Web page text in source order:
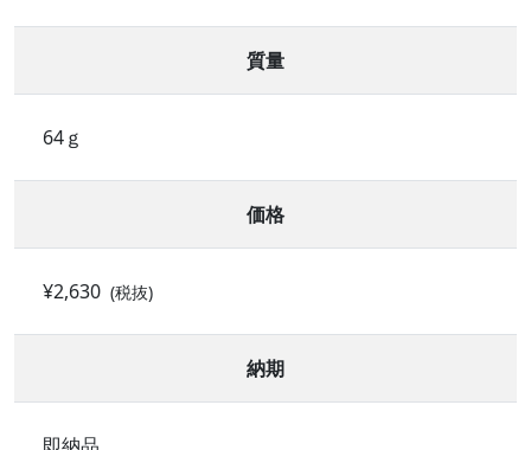
質量
64ｇ
価格
¥2,630 (税抜)
納期